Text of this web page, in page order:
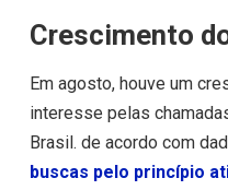
Crescimento
Em agosto, houve um
interesse pelas
Brasil. de acordo com
buscas pelo princípio